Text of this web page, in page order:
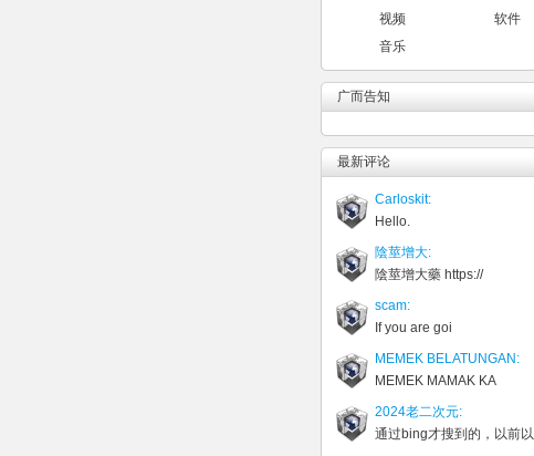
视频
软件
音乐
广而告知
最新评论
Carloskit:
Hello.
陰莖增大:
陰莖增大藥 https://
scam:
If you are goi
MEMEK BELATUNGAN:
MEMEK MAMAK KA
2024老二次元:
通过bing才搜到的，以前以